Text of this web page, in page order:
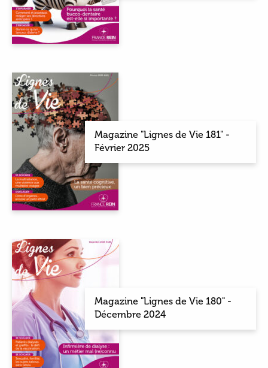
Magazine "Lignes de Vie 181" -
Février 2025
Magazine "Lignes de Vie 180" -
Décembre 2024